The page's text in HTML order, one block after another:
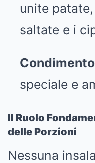
unite
saltate e i
speciale e
Il Ruolo
delle Porzioni
Nessuna